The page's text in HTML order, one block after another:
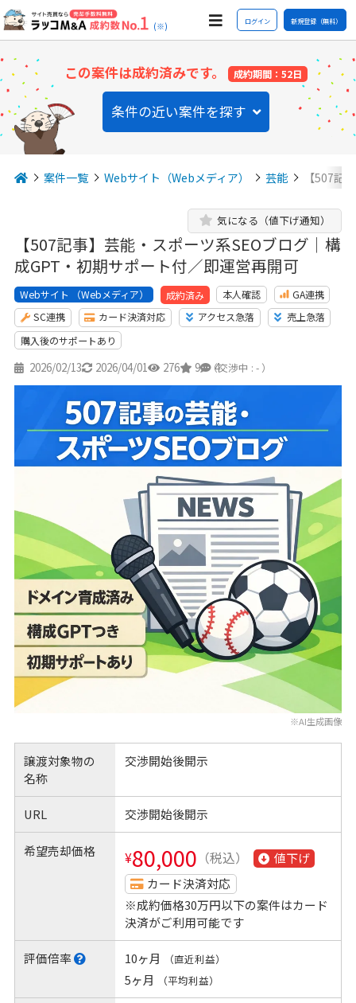
(※) ログイン 新規登録（無料）
この案件は成約済みです。 成約期間：52日
条件の近い案件を探す
案件一覧 Webサイト（Webメディア） 芸能 【507記
【507記事】芸能・スポーツ系SEOブログ｜構
成GPT・初期サポート付／即運営再開可
気になる（値下げ通知）
Webサイト （Webメディア） 成約済み 本人確認
GA連携
SC連携
カード決済対応 アクセス急落
売上急落
購入後のサポートあり
2026/02/13 2026/04/01 276 9 4
（交渉中 : - ）
※AI生成画像
譲渡対象物の
名称
交渉開始後開示
URL 交渉開始後開示
希望売却価格 ¥80,000 （税込）
値下げ
カード決済対応
※成約価格30万円以下の案件はカード
決済がご利用可能です
評価倍率 10ヶ月 （直近利益）
5ヶ月 （平均利益）